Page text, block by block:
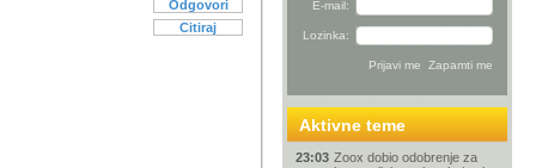
Odgovori
Citiraj
E-mail:
Lozinka:
Aktivne teme
23:03 Zoox dobio odobrenje za